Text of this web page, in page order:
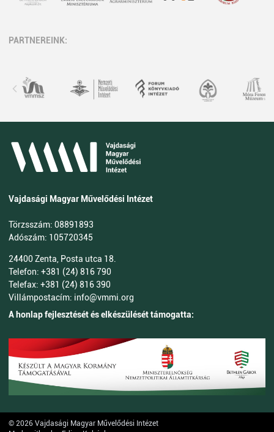
PARTNEREINK:
Vajdasági Magyar Művelődési Intézet
Törzsszám: 08891893
Adószám: 105720345
24400 Zenta, Posta utca 18.
Telefon: +381 (24) 816 790
Telefax: +381 (24) 816 390
Villámpostacím: info@vmmi.org
A honlap fejlesztését és elkészülését támogatta:
© 2026 Vajdasági Magyar Művelődési Intézet